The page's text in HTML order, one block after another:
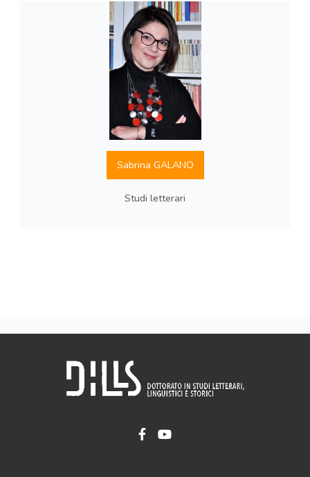
Sabrina GALANO
Studi letterari